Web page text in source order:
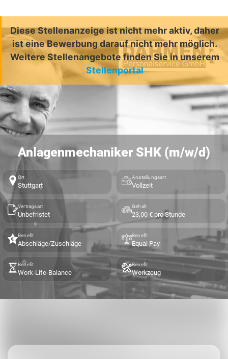
Diese Stellenanzeige ist nicht mehr aktiv, daher
ist eine Bewerbung darauf nicht mehr möglich.
Weitere Stellenangebote finden Sie in unserem
Stellenportal
Anlagenmechaniker SHK (m/w/d)
Ort
Stuttgart
Anstellungsart
Vollzeit
Vertragsart
Unbefristet
Gehalt
23,00 € pro Stunde
Benefit
Abschläge/Zuschläge
Benefit
Equal Pay
Benefit
Work-Life-Balance
Benefit
Werkzeug